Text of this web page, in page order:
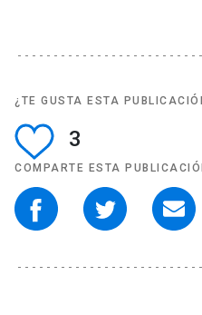
¿TE GUSTA ESTA
3
COMPARTE ESTA